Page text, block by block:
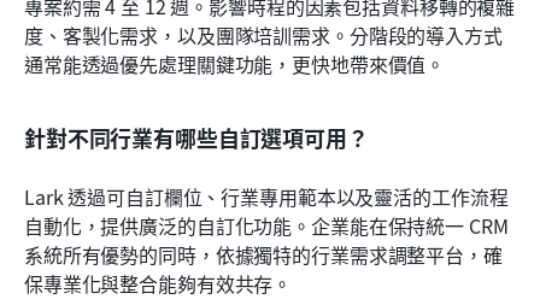
專案約需 4 至 12 週。影響時程的因素包括資料移轉的複雜
度、客製化需求，以及團隊培訓需求。分階段的導入方式
通常能透過優先處理關鍵功能，更快地帶來價值。
針對不同行業有哪些自訂選項可用？
Lark 透過可自訂欄位、行業專用範本以及靈活的工作流程
自動化，提供廣泛的自訂化功能。企業能在保持統一 CRM
系統所有優勢的同時，依據獨特的行業需求調整平台，確
保專業化與整合能夠有效共存。